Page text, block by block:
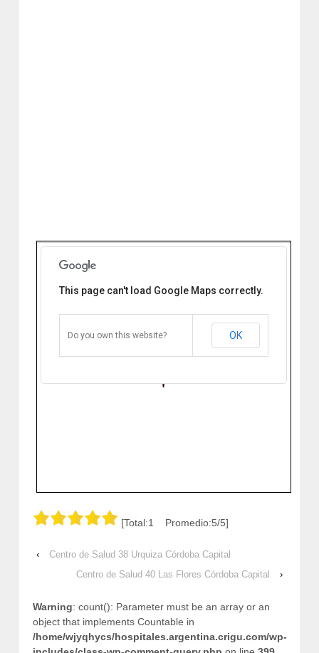
Córdoba Capital
Bustos y Ferreyra 3100. Córdoba
Capital, Argentina
This page can't load Google Maps correctly.
Do you own this website? OK
[Total:1 Promedio:5/5]
‹
Centro de Salud 38 Urquiza Córdoba Capital
Centro de Salud 40 Las Flores Córdoba Capital
›
Warning: count(): Parameter must be an array or an
object that implements Countable in
/home/wjyqhycs/hospitales.argentina.crigu.com/wp-